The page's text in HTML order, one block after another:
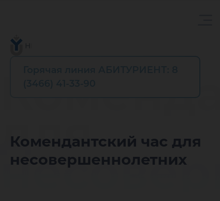
Комендантский час для
несовершеннолетних
для